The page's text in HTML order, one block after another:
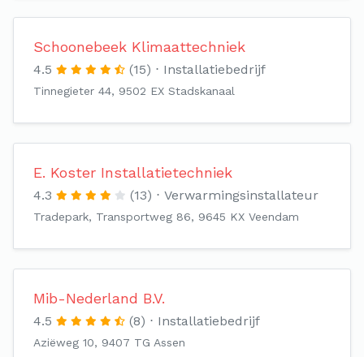
Schoonebeek Klimaattechniek
4.5 (15) Installatiebedrijf
Tinnegieter 44, 9502 EX Stadskanaal
E. Koster Installatietechniek
4.3 (13) Verwarmingsinstallateur
Tradepark, Transportweg 86, 9645 KX Veendam
Mib-Nederland B.V.
4.5 (8) Installatiebedrijf
Aziëweg 10, 9407 TG Assen